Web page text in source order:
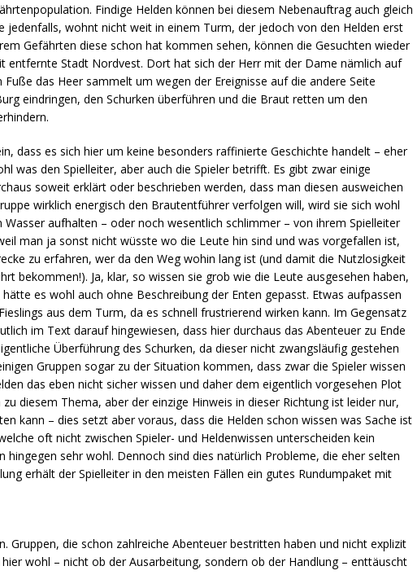
Findige Helden können bei diesem Nebenauftrag auch gleich
jedenfalls, wohnt nicht weit in einem Turm, der jedoch von den Helden erst
Gefährten diese schon hat kommen sehen, können die Gesuchten wieder
entfernte Stadt Nordvest. Dort hat sich der Herr mit der Dame nämlich auf
das Heer sammelt um wegen der Ereignisse auf die andere Seite
eindringen, den Schurken überführen und die Braut retten um den
dass es sich hier um keine besonders raffinierte Geschichte handelt – eher
was den Spielleiter, aber auch die Spieler betrifft. Es gibt zwar einige
soweit erklärt oder beschrieben werden, dass man diesen ausweichen
wirklich energisch den Brautentführer verfolgen will, wird sie sich wohl
aufhalten – oder noch wesentlich schlimmer – von ihrem Spielleiter
man ja sonst nicht wüsste wo die Leute hin sind und was vorgefallen ist,
zu erfahren, wer da den Weg wohin lang ist (und damit die Nutzlosigkeit
bekommen!). Ja, klar, so wissen sie grob wie die Leute ausgesehen haben,
es wohl auch ohne Beschreibung der Enten gepasst. Etwas aufpassen
aus dem Turm, da es schnell frustrierend wirken kann. Im Gegensatz
im Text darauf hingewiesen, dass hier durchaus das Abenteuer zu Ende
Überführung des Schurken, da dieser nicht zwangsläufig gestehen
Gruppen sogar zu der Situation kommen, dass zwar die Spieler wissen
das eben nicht sicher wissen und daher dem eigentlich vorgesehen Plot
diesem Thema, aber der einzige Hinweis in dieser Richtung ist leider nur,
kann – dies setzt aber voraus, dass die Helden schon wissen was Sache ist
oft nicht zwischen Spieler- und Heldenwissen unterscheiden kein
hingegen sehr wohl. Dennoch sind dies natürlich Probleme, die eher selten
erhält der Spielleiter in den meisten Fällen ein gutes Rundumpaket mit
Gruppen, die schon zahlreiche Abenteuer bestritten haben und nicht explizit
wohl – nicht ob der Ausarbeitung, sondern ob der Handlung – enttäuscht